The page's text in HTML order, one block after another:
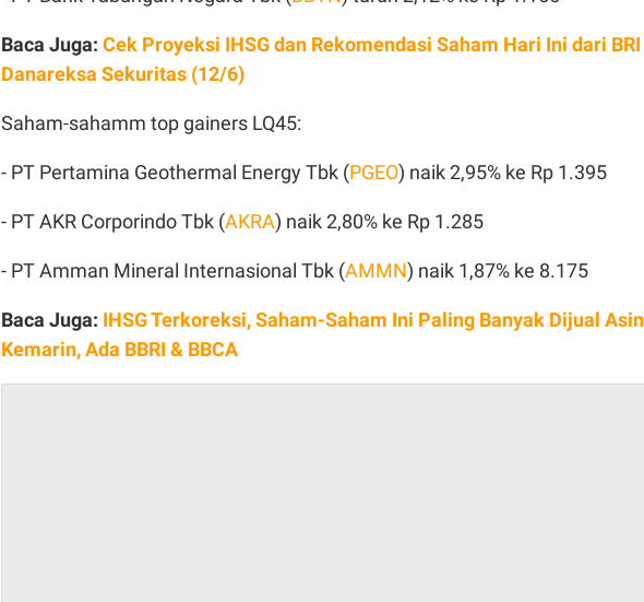
Baca Juga: Cek Proyeksi IHSG dan Rekomendasi Saham Hari Ini dari BRI
Danareksa Sekuritas (12/6)
Saham-sahamm top gainers LQ45:
- PT Pertamina Geothermal Energy Tbk (PGEO) naik 2,95% ke Rp 1.395
- PT AKR Corporindo Tbk (AKRA) naik 2,80% ke Rp 1.285
- PT Amman Mineral Internasional Tbk (AMMN) naik 1,87% ke 8.175
Baca Juga: IHSG Terkoreksi, Saham-Saham Ini Paling Banyak Dijual
Kemarin, Ada BBRI & BBCA